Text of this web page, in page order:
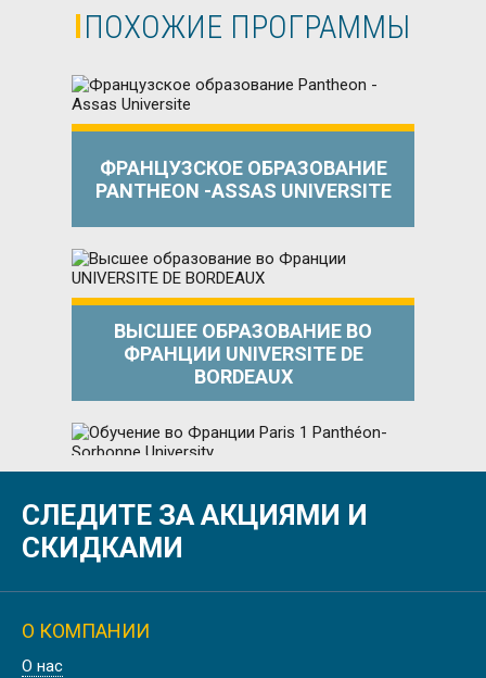
ПОХОЖИЕ ПРОГРАММЫ
ФРАНЦУЗСКОЕ ОБРАЗОВАНИЕ
PANTHEON -ASSAS UNIVERSITE
ВЫСШЕЕ ОБРАЗОВАНИЕ ВО
ФРАНЦИИ UNIVERSITE DE
BORDEAUX
ОБУЧЕНИЕ ВО ФРАНЦИИ PARIS 1
PANTHÉON-SORBONNE UNIVERSITY
СЛЕДИТЕ ЗА АКЦИЯМИ И
СКИДКАМИ
О КОМПАНИИ
О нас